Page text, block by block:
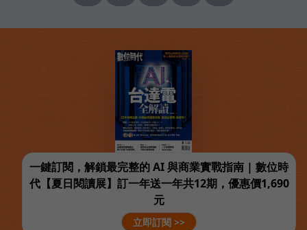
一鍵訂閱，解鎖最完整的 AI 與商業實戰指南 | 數位時
代【夏日閱讀展】訂一年送一年共12期，優惠價1,690
元
立即訂閱 >>